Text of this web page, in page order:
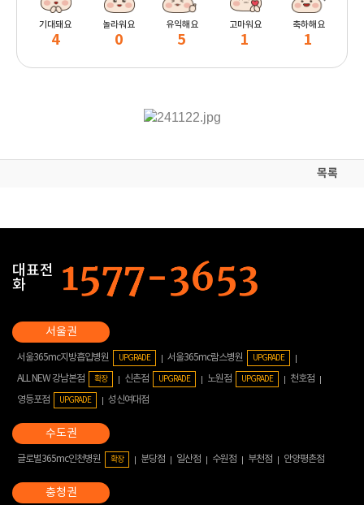
기대돼요
4
놀라워요
0
유익해요
5
고마워요
1
축하해요
1
목록
대표전
화
서울365mc지방흡입병원 UPGRADE 서울365mc람스병원 UPGRADE
ALL NEW 강남본점 확장 신촌점 UPGRADE 노원점 UPGRADE
천호점
영등포점
UPGRADE 성신여대점
글로벌365mc인천병원 확장 분당점 일산점 수원점 부천점 안양평촌점